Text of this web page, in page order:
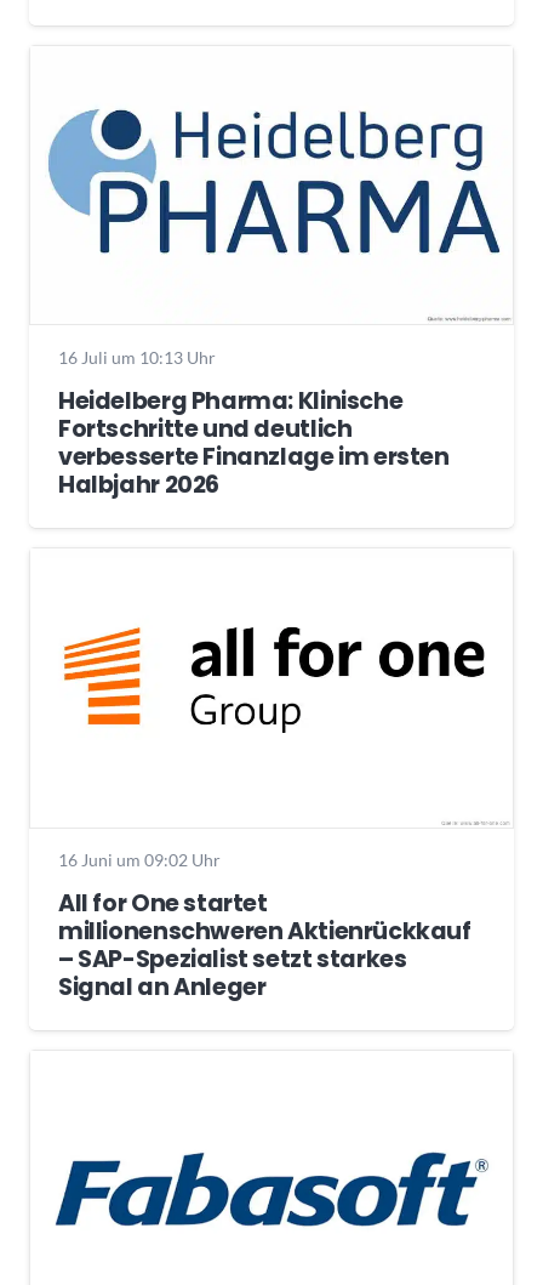
16 Juli um 10:13 Uhr
Heidelberg Pharma: Klinische
Fortschritte und deutlich
verbesserte Finanzlage im ersten
Halbjahr 2026
16 Juni um 09:02 Uhr
All for One startet
millionenschweren Aktienrückkauf
– SAP-Spezialist setzt starkes
Signal an Anleger